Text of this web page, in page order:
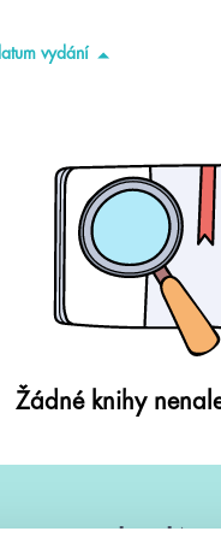
vydání
Žádné knihy